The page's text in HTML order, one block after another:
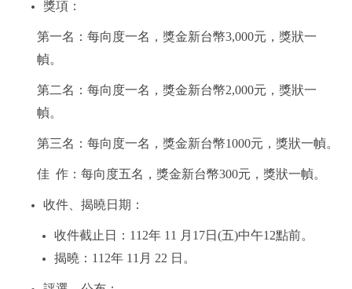
獎項：
第一名：每向度一名，獎金新台幣3,000元，獎狀一
幀。
第二名：每向度一名，獎金新台幣2,000元，獎狀一
幀。
第三名：每向度一名，獎金新台幣1000元，獎狀一幀。
佳 作：每向度五名，獎金新台幣300元，獎狀一幀。
收件、揭曉日期：
收件截止日： 112年 11 月 17日 (五)中午12點前。
揭曉： 112年 11 月 22 日。